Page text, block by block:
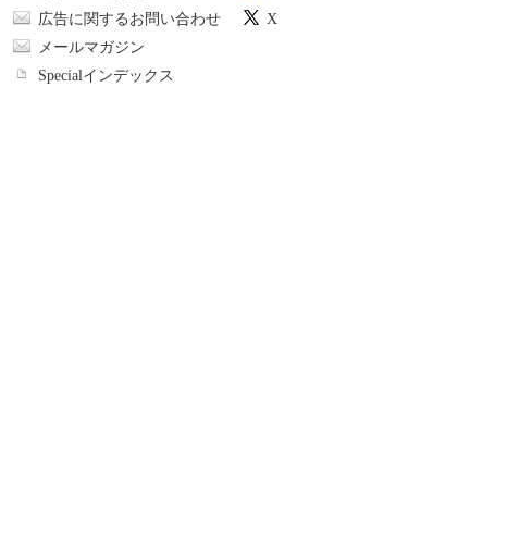
広告に関するお問い合わせ
メールマガジン
Specialインデックス
X